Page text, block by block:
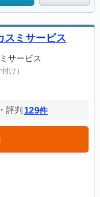
スミサービス
サービス
け）
評判 129件